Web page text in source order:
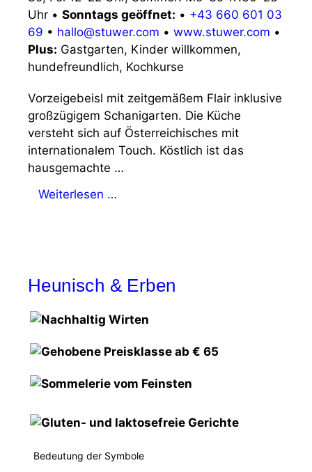
Uhr • Sonntags geöffnet: • +43 660 601 03
69 • hallo@stuwer.com • www.stuwer.com •
Plus: Gastgarten, Kinder willkommen,
hundefreundlich, Kochkurse
Vorzeigebeisl mit zeitgemäßem Flair inklusive
großzügigem Schanigarten. Die Küche
versteht sich auf Österreichisches mit
internationalem Touch. Köstlich ist das
hausgemachte …
Weiterlesen …
Heunisch & Erben
Bedeutung der Symbole